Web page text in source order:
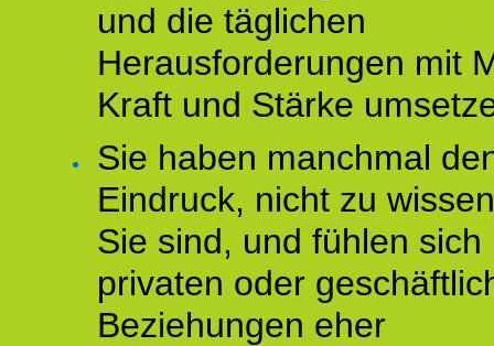
und die täglichen
Herausforderungen mit
Kraft und Stärke
Sie haben manchmal
Eindruck, nicht zu
Sie sind, und fühlen sich
privaten oder
Beziehungen eher